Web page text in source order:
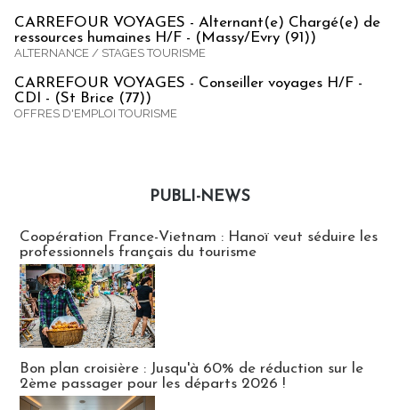
CARREFOUR VOYAGES - Alternant(e) Chargé(e) de
ressources humaines H/F - (Massy/Evry (91))
ALTERNANCE / STAGES TOURISME
CARREFOUR VOYAGES - Conseiller voyages H/F -
CDI - (St Brice (77))
OFFRES D'EMPLOI TOURISME
PUBLI-NEWS
Coopération France-Vietnam : Hanoï veut séduire les
professionnels français du tourisme
Bon plan croisière : Jusqu'à 60% de réduction sur le
2ème passager pour les départs 2026 !